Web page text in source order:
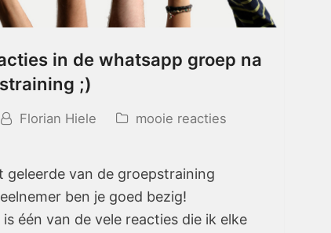
in de whatsapp groep na
;)
Florian Hiele
mooie reacties
geleerde van de groepstraining
ben je goed bezig!
één van de vele reacties die ik elke